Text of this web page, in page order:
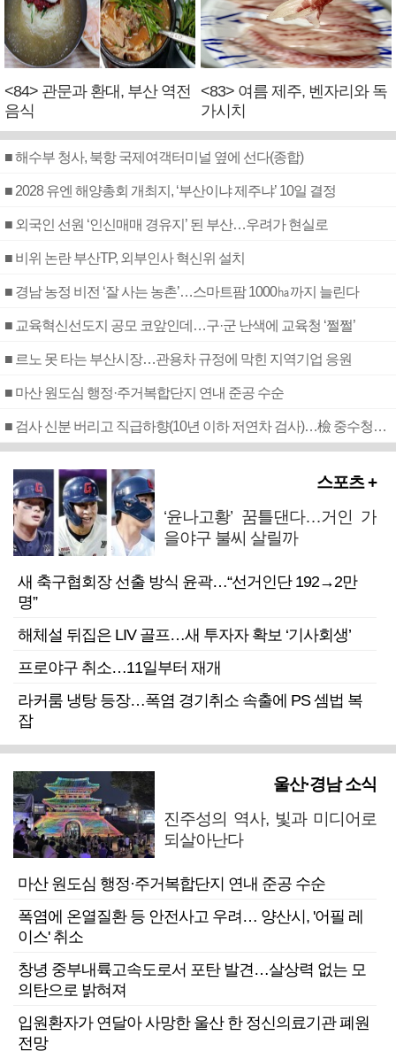
<84> 관문과 환대, 부산 역전
음식
<83> 여름 제주, 벤자리와 독
가시치
■ 해수부 청사, 북항 국제여객터미널 옆에 선다(종합)
■ 2028 유엔 해양총회 개최지, ‘부산이냐 제주냐’ 10일 결정
■ 외국인 선원 ‘인신매매 경유지’ 된 부산…우려가 현실로
■ 비위 논란 부산TP, 외부인사 혁신위 설치
■ 경남 농정 비전 ‘잘 사는 농촌’…스마트팜 1000㏊까지 늘린다
■ 교육혁신선도지 공모 코앞인데…구·군 난색에 교육청 ‘쩔쩔’
■ 르노 못 타는 부산시장…관용차 규정에 막힌 지역기업 응원
■ 마산 원도심 행정·주거복합단지 연내 준공 수순
■ 검사 신분 버리고 직급하향(10년 이하 저연차 검사)…檢 중수청행 기피
스포츠 +
‘윤나고황’ 꿈틀댄다…거인 가
을야구 불씨 살릴까
새 축구협회장 선출 방식 윤곽…“선거인단 192→2만
명”
해체설 뒤집은 LIV 골프…새 투자자 확보 ‘기사회생’
프로야구 취소…11일부터 재개
라커룸 냉탕 등장…폭염 경기취소 속출에 PS 셈법 복
잡
울산·경남 소식
진주성의 역사, 빛과 미디어로
되살아난다
마산 원도심 행정·주거복합단지 연내 준공 수순
폭염에 온열질환 등 안전사고 우려… 양산시, '어필 레
이스' 취소
창녕 중부내륙고속도로서 포탄 발견…살상력 없는 모
의탄으로 밝혀져
입원환자가 연달아 사망한 울산 한 정신의료기관 폐원
전망